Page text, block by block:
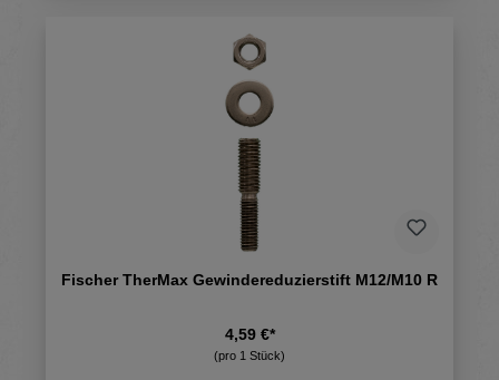
Fischer TherMax Gewindereduzierstift M12/M10 R
4,59 €*
(pro 1 Stück)